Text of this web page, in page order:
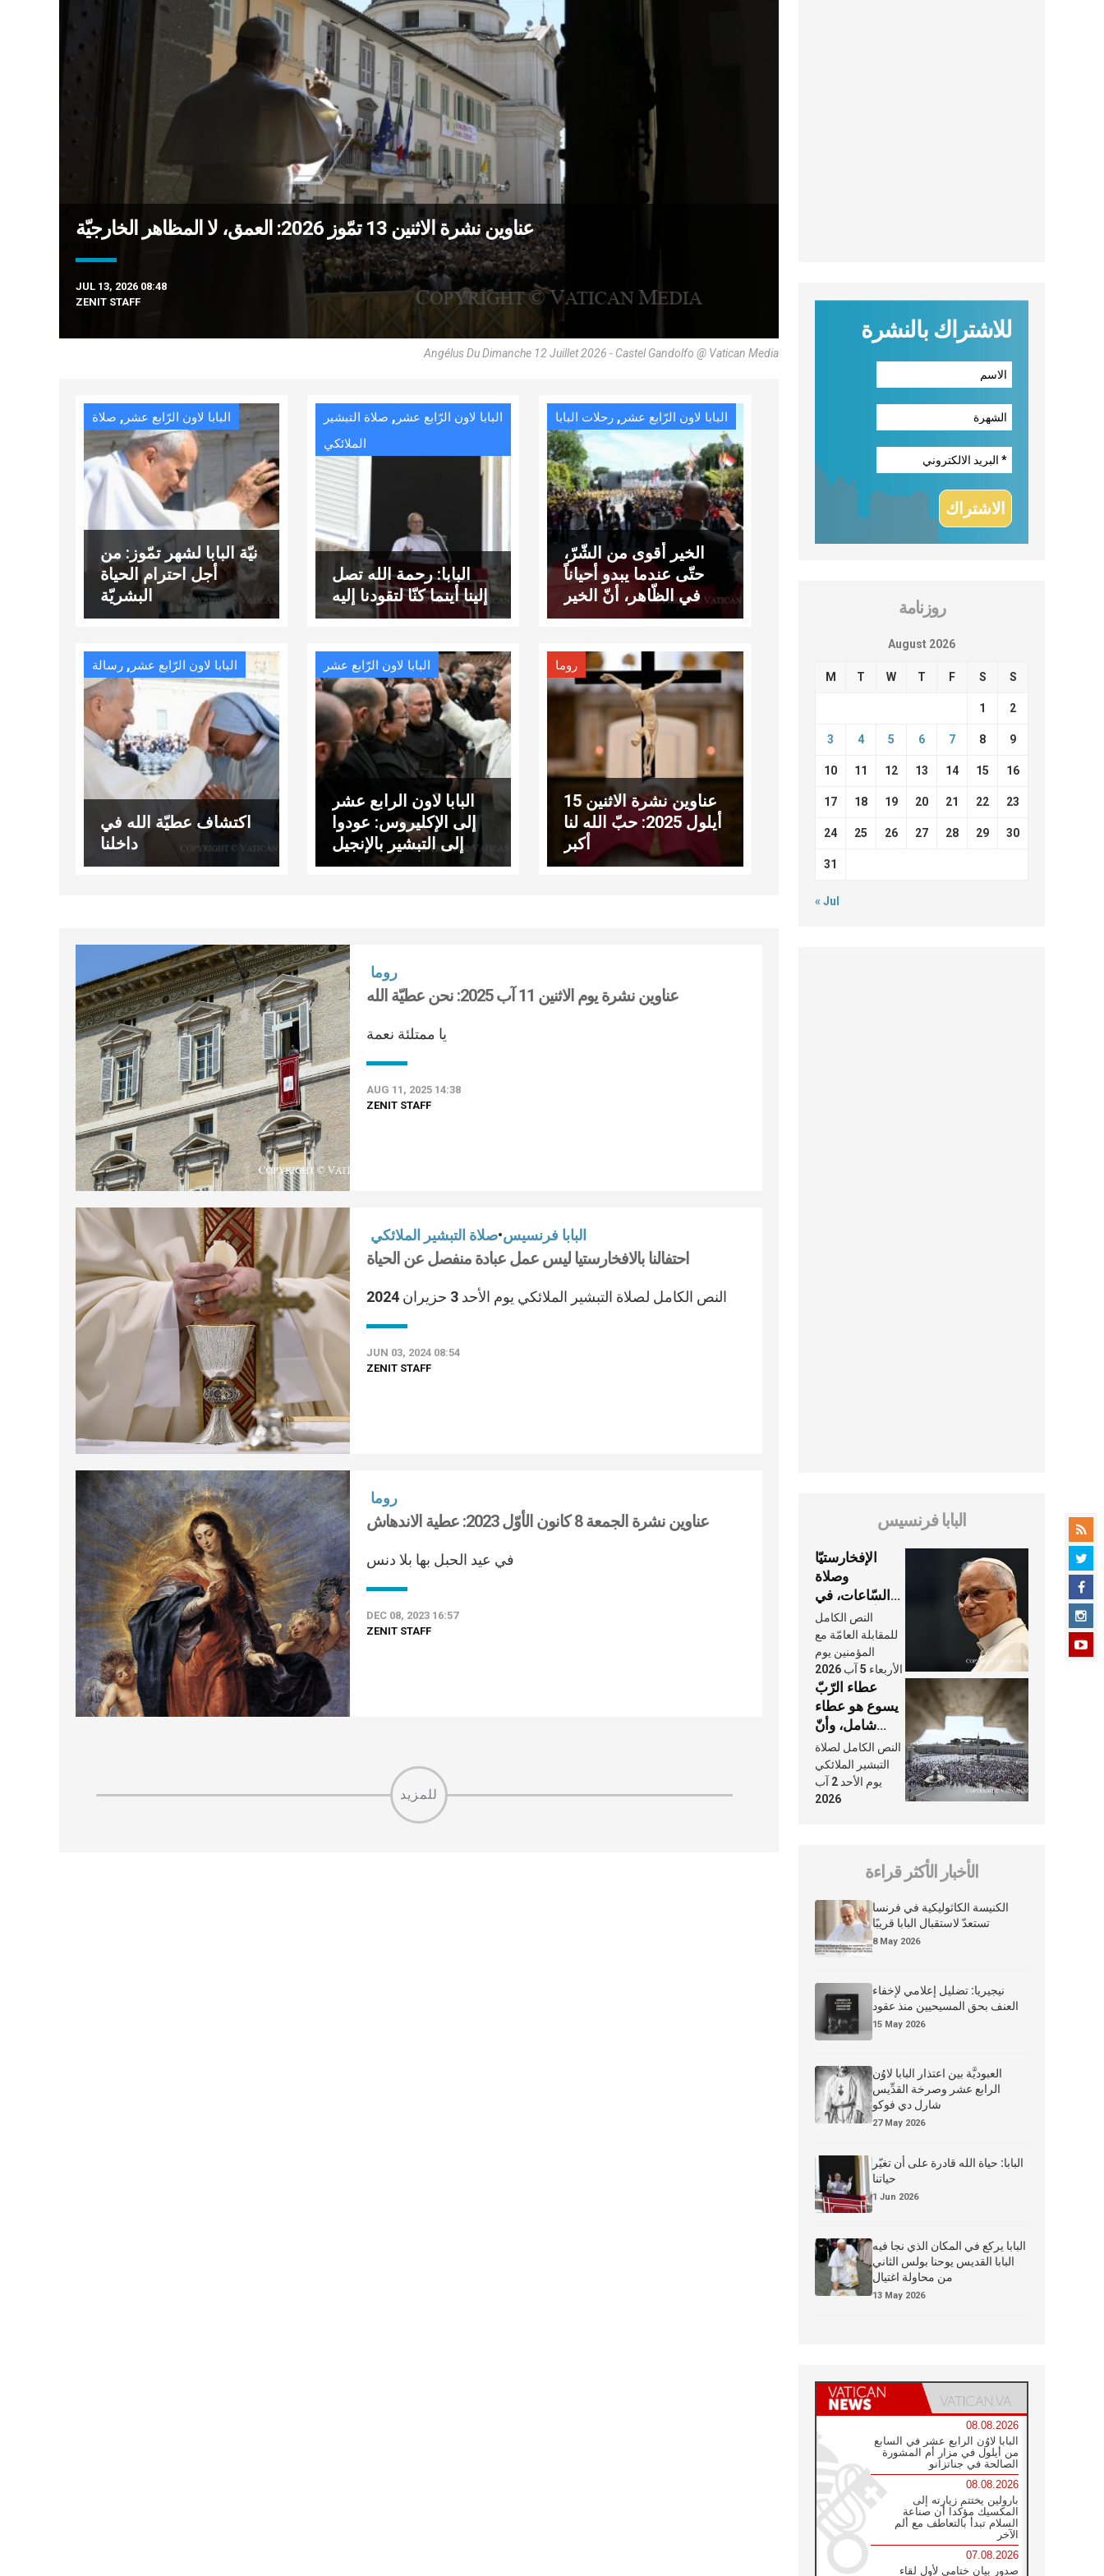
عناوين نشرة الاثنين 13 تمّوز 2026: العمق، لا المظاهر الخارجيّة
JUL 13, 2026 08:48
ZENIT STAFF
Angélus Du Dimanche 12 Juillet 2026 - Castel Gandolfo @ Vatican Media
البابا لاون الرّابع عشر , صلاة
نيّة البابا لشهر تمّوز: من
أجل احترام الحياة
البشريّة
البابا لاون الرّابع عشر , صلاة التبشير
الملائكي
البابا: رحمة الله تصل
إلينا أينما كنّا لتقودنا إليه
البابا لاون الرّابع عشر , رحلات البابا
الخير أقوى من الشّرّ،
حتّى عندما يبدو أحياناً
في الظّاهر، أنّ الخير
يخسر
البابا لاون الرّابع عشر , رسالة
اكتشاف عطيّة الله في
داخلنا
البابا لاون الرّابع عشر
البابا لاون الرابع عشر
إلى الإكليروس: عودوا
إلى التبشير بالإنجيل
روما
عناوين نشرة الاثنين 15
أيلول 2025: حبّ الله لنا
أكبر
روما
عناوين نشرة يوم الاثنين 11 آب 2025: نحن عطيّة الله
يا ممتلئة نعمة
AUG 11, 2025 14:38
ZENIT STAFF
البابا فرنسيس•صلاة التبشير الملائكي
احتفالنا بالافخارستيا ليس عمل عبادة منفصل عن الحياة
النص الكامل لصلاة التبشير الملائكي يوم الأحد 3 حزيران 2024
JUN 03, 2024 08:54
ZENIT STAFF
روما
عناوين نشرة الجمعة 8 كانون الأوّل 2023: عطية الاندهاش
في عيد الحبل بها بلا دنس
DEC 08, 2023 16:57
ZENIT STAFF
للمزيد
للاشتراك بالنشرة
روزنامة
August 2026
M T W T F S S
1 2
3 4 5 6 7 8 9
10 11 12 13 14 15 16
17 18 19 20 21 22 23
24 25 26 27 28 29 30
31
« Jul
البابا فرنسيس
الإفخارستيّا
وصلاة
السّاعات، في
كلّ أسبوع وكلّ
يوم، هما النَّفَس
في حياة
الكنيسة
النص الكامل
للمقابلة العامّة مع
المؤمنين يوم
الأربعاء 5 آب 2026
عطاء الرّبّ
يسوع هو عطاء
شامل، وأنّ
عنايته بنا لا
تغيب عنّا أبدًا
النص الكامل لصلاة
التبشير الملائكي
يوم الأحد 2 آب
2026
الأخبار الأكثر قراءة
الكنيسة الكاثوليكية في فرنسا
تستعدّ لاستقبال البابا قريبًا
8 May 2026
نيجيريا: تضليل إعلامي لإخفاء
العنف بحق المسيحيين منذ عقود
15 May 2026
العبوديَّة بين اعتذار البابا لاوُن
الرابع عشر وصرخة القدِّيس
شارل دي فوكو
27 May 2026
البابا: حياة الله قادرة على أن تغيّر
حياتنا
1 Jun 2026
البابا يركع في المكان الذي نجا فيه
البابا القديس يوحنا بولس الثاني
من محاولة اغتيال
13 May 2026
08.08.2026
البابا لاوُن الرابع عشر في السابع
من أيلول في مزار أم المشورة
الصالحة في جناتزانو
08.08.2026
بارولين يختتم زيارته إلى
المكسيك مؤكدا أن صناعة
السلام تبدأ بالتعاطف مع ألم
الآخر
07.08.2026
صدور بيان ختامي لأول لقاء